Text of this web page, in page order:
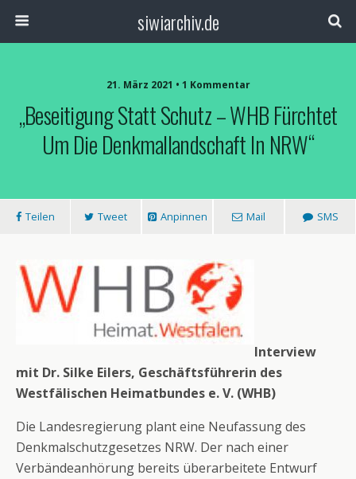
siwiarchiv.de
21. März 2021 • 1 Kommentar
„Beseitigung Statt Schutz – WHB Fürchtet
Um Die Denkmallandschaft In NRW“
Teilen Tweet Anpinnen Mail SMS
Interview
mit Dr. Silke Eilers, Geschäftsführerin des
Westfälischen Heimatbundes e. V. (WHB)
Die Landesregierung plant eine Neufassung des
Denkmalschutzgesetzes NRW. Der nach einer
Verbändeanhörung bereits überarbeitete Entwurf